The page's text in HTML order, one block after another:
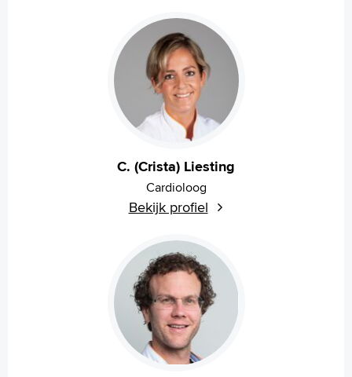
C. (Crista) Liesting
Cardioloog
Bekijk profiel